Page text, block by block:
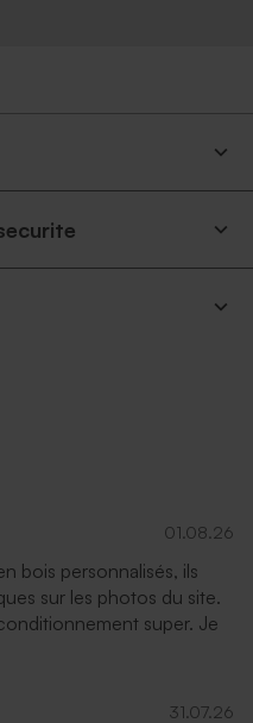
01.08.26
bois personnalisés, ils
sur les photos du site.
super. Je
31.07.26